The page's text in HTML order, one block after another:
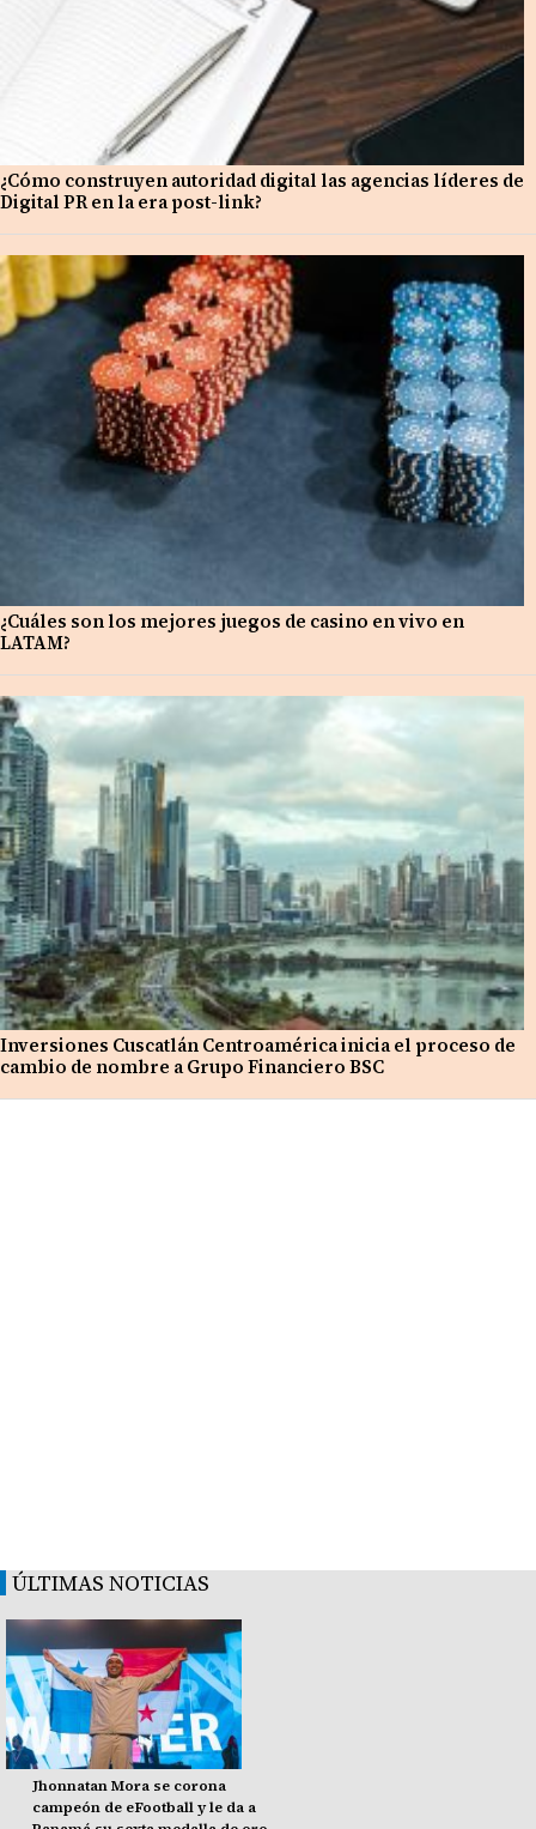
¿Cómo construyen autoridad digital las agencias líderes de
Digital PR en la era post-link?
¿Cuáles son los mejores juegos de casino en vivo en
LATAM?
Inversiones Cuscatlán Centroamérica inicia el proceso de
cambio de nombre a Grupo Financiero BSC
ÚLTIMAS NOTICIAS
Jhonnatan Mora se corona
campeón de eFootball y le da a